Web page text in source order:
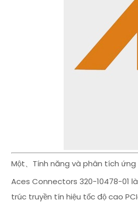
Một、Tính năng và phân tích
Aces Connectors 320-10478-01
trúc truyền tín hiệu tốc độ cao